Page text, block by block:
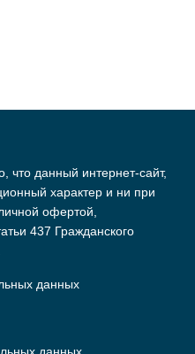
данный интернет-сайт,
характер и ни при
офертой,
437 Гражданского
данных